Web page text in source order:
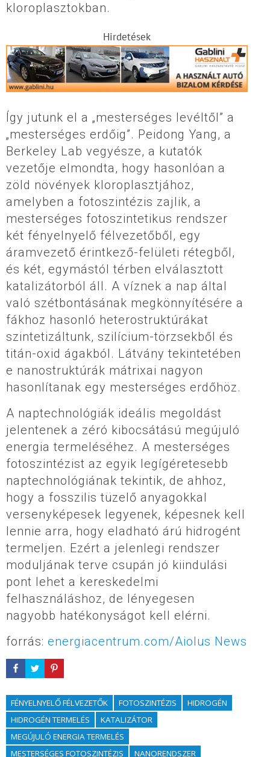
kloroplasztokban.
Hirdetések
Így jutunk el a „mesterséges levéltől” a
„mesterséges erdőig”. Peidong Yang, a
Berkeley Lab vegyésze, a kutatók
vezetője elmondta, hogy hasonlóan a
zöld növények kloroplasztjához,
amelyben a fotoszintézis zajlik, a
mesterséges fotoszintetikus rendszer
két fényelnyelő félvezetőből, egy
áramvezető érintkező-felületi rétegből,
és két, egymástól térben elválasztott
katalizátorból áll. A víznek a nap által
való szétbontásának megkönnyítésére a
fákhoz hasonló heterostruktúrákat
szintetizáltunk, szilícium-törzsekből és
titán-oxid ágakból. Látvány tekintetében
e nanostruktúrák mátrixai nagyon
hasonlítanak egy mesterséges erdőhöz.
A naptechnológiák ideális megoldást
jelentenek a zéró kibocsátású megújuló
energia termeléséhez. A mesterséges
fotoszintézist az egyik legígéretesebb
naptechnológiának tekintik, de ahhoz,
hogy a fosszilis tüzelő anyagokkal
versenyképesek legyenek, képesnek kell
lennie arra, hogy eladható árú hidrogént
termeljen. Ezért a jelenlegi rendszer
moduljának terve csupán jó kiindulási
pont lehet a kereskedelmi
felhasználáshoz, de lényegesen
nagyobb hatékonyságot kell elérni.
forrás: energiacentrum.com/Aiolus News
FÉNYELNYELŐ FÉLVEZETŐK FOTOSZINTÉZIS
HIDROGÉN
HIDROGÉN TERMELÉS
KATALIZÁTOR
MEGÚJULÓ ENERGIA TERMELÉS
MESTERSÉGES FOTOSZINTÉZIS
NANORENDSZER